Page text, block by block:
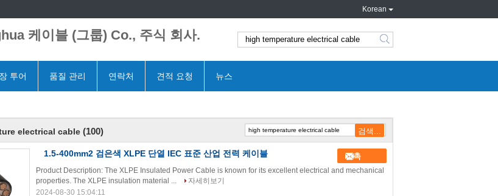
Korean
케이블 (그룹) Co., 주식 회사.
search
투어 품질 관리 연락처 견적 요청 뉴스
electrical cable (100)
1.5-400mm2 검은색 XLPE 단열 IEC 표준 산업 전력 케이블 접촉
Product Description: The XLPE Insulated Power Cable is known for its excellent electrical and mechanical
properties. The XLPE insulation material ...
자세히보기
2024-08-30 15:04:11